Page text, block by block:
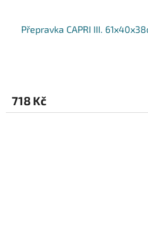
Přepravka CAPRI III.
718 Kč